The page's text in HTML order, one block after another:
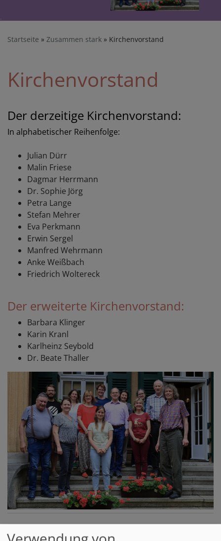
Startseite Zusammen stark Kirchenvorstand
Kirchenvorstand
Der derzeitige Kirchenvorstand:
In alphabetischer Reihenfolge:
Julian Dürr
Malin Friese
Dagmar Herrmann
Dr. Sophie Jörg
Petra Lange
Stefan Mehrer
Eva Perkmann
Erwin Sergel
Manfred Wehrmann
Anke Weißbach
Friedrich Woltereck
Der erweiterte Kirchenvorstand:
Barbara Klinger
Karin Kranl
Karlheinz Seybold
Dr. Beate Thaller